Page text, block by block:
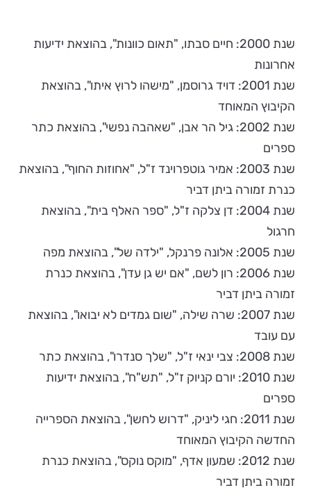
שנת 2000: חיים סבתו, "תאום כוונות", בהוצאת ידיעות
אחרונות
שנת 2001: דויד גרוסמן, "מישהו לרוץ איתו", בהוצאת
הקיבוץ המאוחד
שנת 2002: גיל הר אבן, "שאהבה נפשי", בהוצאת כתר
ספרים
שנת 2003: אמיר גוטפרוינד ז"ל, "אחוזות החוף", בהוצאת
כנרת זמורה ביתן דביר
שנת 2004: דן צלקה ז"ל, "ספר האלף בית", בהוצאת
חרגול
שנת 2005: אלונה פרנקל, "ילדה של", בהוצאת מפה
שנת 2006: רון לשם, "אם יש גן עדן", בהוצאת כנרת
זמורה ביתן דביר
שנת 2007: שרה שילה, "שום גמדים לא יבואו", בהוצאת
עם עובד
שנת 2008: צבי ינאי ז"ל, "שלך סנדרו", בהוצאת כתר
שנת 2010: יורם קניוק ז"ל, "תש"ח", בהוצאת ידיעות
ספרים
שנת 2011: חגי ליניק, "דרוש לחשן", בהוצאת הספרייה
החדשה הקיבוץ המאוחד
שנת 2012: שמעון אדף, "מוקס נוקס", בהוצאת כנרת
זמורה ביתן דביר